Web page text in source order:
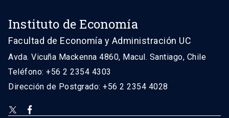
Instituto de Economía
Facultad de Economía y Administración UC
Avda. Vicuña Mackenna 4860, Macul. Santiago, Chile
Teléfono: +56 2 2354 4303
Dirección de Postgrado: +56 2 2354 4028